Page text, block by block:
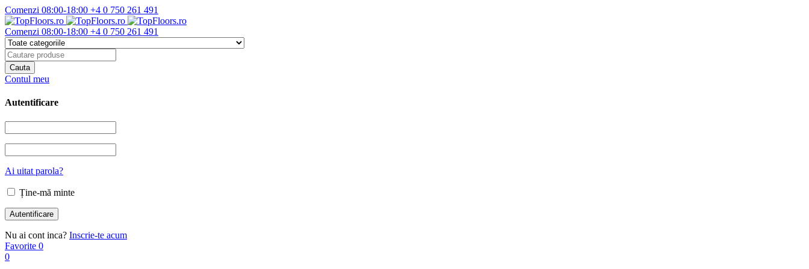
Comenzi 08:00-18:00 +4 0 750 261 491
Comenzi 08:00-18:00 +4 0 750 261 491
Contul meu
Autentificare
Ai uitat parola?
Ține-mă minte
Nu ai cont inca? Inscrie-te acum
Favorite 0
0